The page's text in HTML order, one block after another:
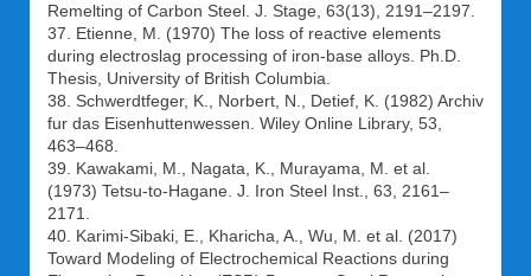
Remelting of Carbon Steel. J. Stage, 63(13), 2191–2197.
37. Etienne, M. (1970) The loss of reactive elements
during electroslag processing of iron-base alloys. Ph.D.
Thesis, University of British Columbia.
38. Schwerdtfeger, K., Norbert, N., Detief, K. (1982) Archiv
fur das Eisenhuttenwessen. Wiley Online Library, 53,
463–468.
39. Kawakami, M., Nagata, K., Murayama, M. et al.
(1973) Tetsu-to-Hagane. J. Iron Steel Inst., 63, 2161–
2171.
40. Karimi-Sibaki, E., Kharicha, A., Wu, M. et al. (2017)
Toward Modeling of Electrochemical Reactions during